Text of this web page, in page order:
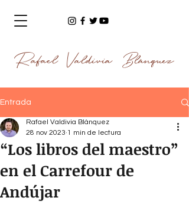
Rafael Valdivia Blánquez
Entrada
“Los libros del maestro”
en el Carrefour de
Andújar
Rafael Valdivia Blánquez
28 nov 2023 1 min de lectura